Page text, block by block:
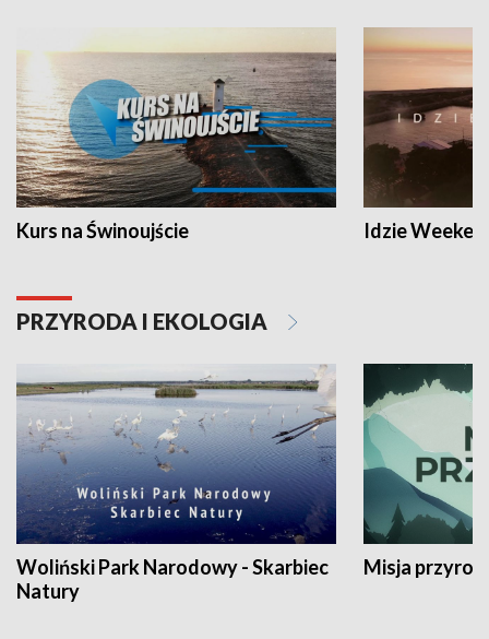
Kurs na Świnoujście Idzie
PRZYRODA I EKOLOGIA
Woliński Park Narodowy - Skarbiec
Natury
Misja